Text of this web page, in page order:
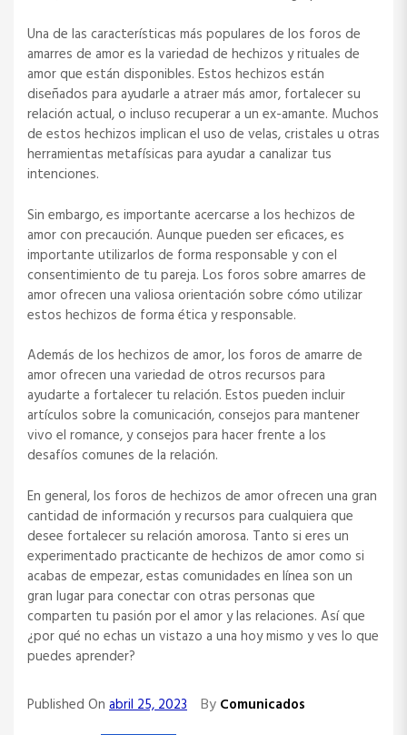
Una de las características más populares de los foros de
amarres de amor es la variedad de hechizos y rituales de
amor que están disponibles. Estos hechizos están
diseñados para ayudarle a atraer más amor, fortalecer su
relación actual, o incluso recuperar a un ex-amante. Muchos
de estos hechizos implican el uso de velas, cristales u otras
herramientas metafísicas para ayudar a canalizar tus
intenciones.
Sin embargo, es importante acercarse a los hechizos de
amor con precaución. Aunque pueden ser eficaces, es
importante utilizarlos de forma responsable y con el
consentimiento de tu pareja. Los foros sobre amarres de
amor ofrecen una valiosa orientación sobre cómo utilizar
estos hechizos de forma ética y responsable.
Además de los hechizos de amor, los foros de amarre de
amor ofrecen una variedad de otros recursos para
ayudarte a fortalecer tu relación. Estos pueden incluir
artículos sobre la comunicación, consejos para mantener
vivo el romance, y consejos para hacer frente a los
desafíos comunes de la relación.
En general, los foros de hechizos de amor ofrecen una gran
cantidad de información y recursos para cualquiera que
desee fortalecer su relación amorosa. Tanto si eres un
experimentado practicante de hechizos de amor como si
acabas de empezar, estas comunidades en línea son un
gran lugar para conectar con otras personas que
comparten tu pasión por el amor y las relaciones. Así que
¿por qué no echas un vistazo a una hoy mismo y ves lo que
puedes aprender?
Published On abril 25, 2023 By Comunicados